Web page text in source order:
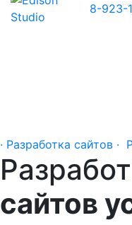
8-923-
· Разработка сайтов ·
сайтов